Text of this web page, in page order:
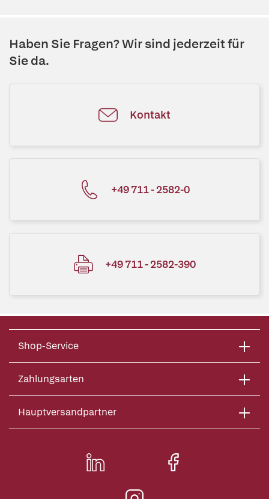
Haben Sie Fragen? Wir sind jederzeit für
Sie da.
Kontakt
+49 711 - 2582-0
+49 711 - 2582-390
Shop-Service
Zahlungsarten
Hauptversandpartner